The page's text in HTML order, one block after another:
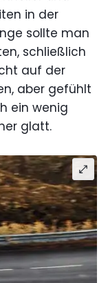
in der
sollte man
schließlich
auf der
aber gefühlt
ein wenig
glatt.